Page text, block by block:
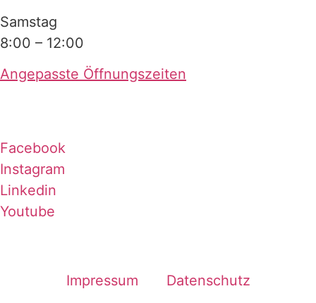
Samstag
8:00 – 12:00
Angepasste Öffnungszeiten
Facebook
Instagram
Linkedin
Youtube
Impressum
Datenschutz